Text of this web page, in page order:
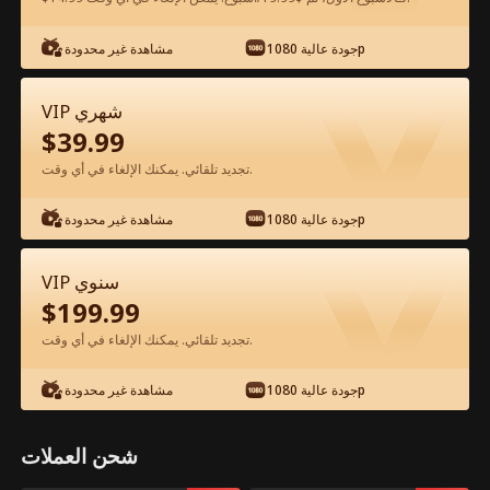
شاهد مجانًا في التطبيق
الحلقة 80 - التمرد المحتوم: عودة الابن
المنبوذ الفيلم كامل
1-50 51-81
77 78 79 80 81
مشاهدة غير محدودة جودة عالية 1080p
VIP شهري
$39.99
تجديد تلقائي. يمكنك الإلغاء في أي وقت.
مشاهدة غير محدودة جودة عالية 1080p
VIP سنوي
$199.99
تجديد تلقائي. يمكنك الإلغاء في أي وقت.
مشاهدة غير محدودة جودة عالية 1080p
شحن العملات